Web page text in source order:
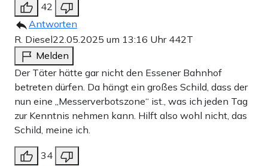
42
Antworten
R. Diesel22.05.2025 um 13:16 Uhr 442T
Melden
Der Täter hätte gar nicht den Essener Bahnhof
betreten dürfen. Da hängt ein großes Schild, dass der
nun eine „Messerverbotszone“ ist., was ich jeden Tag
zur Kenntnis nehmen kann. Hilft also wohl nicht, das
Schild, meine ich.
34